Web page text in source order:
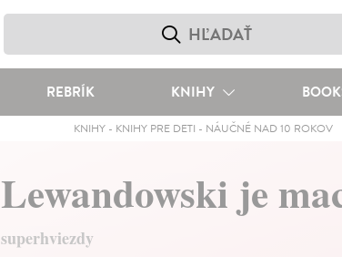
REBRÍK KNIHY
KNIHY - KNIHY PRE DETI - NÁUČNÉ NAD 10 ROKOV
Lewandowski je
superhviezdy